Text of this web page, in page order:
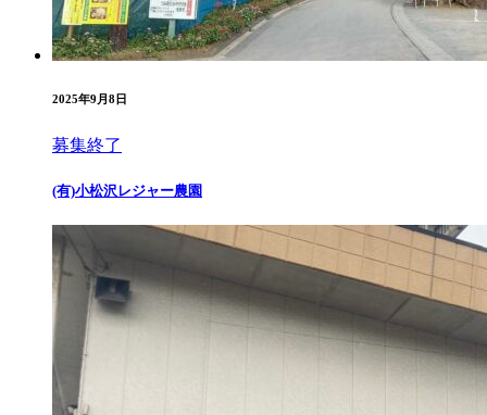
2025年9月8日
募集終了
(有)小松沢レジャー農園